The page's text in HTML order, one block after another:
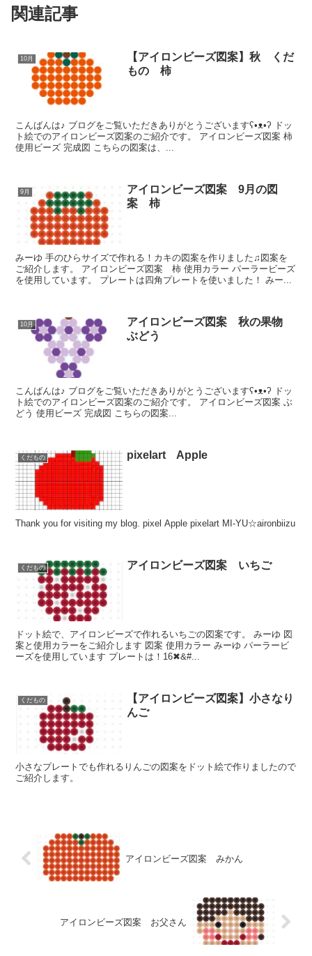
関連記事
10月
【アイロンビーズ図案】秋 くだ
もの 柿
こんばんは♪ ブログをご覧いただきありがとうございますʕ•ᴥ•ʔ ドッ
ト絵でのアイロンビーズ図案のご紹介です。 アイロンビーズ図案 柿
使用ビーズ 完成図 こちらの図案は、...
9月
アイロンビーズ図案 9月の図
案 柿
みーゆ 手のひらサイズで作れる！カキの図案を作りました♫図案を
ご紹介します。 アイロンビーズ図案 柿 使用カラー パーラービーズ
を使用しています。 プレートは四角プレートを使いました！ みー...
10月
アイロンビーズ図案 秋の果物
ぶどう
こんばんは♪ ブログをご覧いただきありがとうございますʕ•ᴥ•ʔ ドッ
ト絵でのアイロンビーズ図案のご紹介です。 アイロンビーズ図案 ぶ
どう 使用ビーズ 完成図 こちらの図案...
くだもの pixelart Apple
Thank you for visiting my blog. pixel Apple pixelart MI-YU☆aironbiizu
くだもの アイロンビーズ図案 いちご
ドット絵で、アイロンビーズで作れるいちごの図案です。 みーゆ 図
案と使用カラーをご紹介します 図案 使用カラー みーゆ パーラービ
ーズを使用しています プレートは！16✖&#...
くだもの
【アイロンビーズ図案】小さなり
んご
小さなプレートでも作れるりんごの図案をドット絵で作りましたので
ご紹介します。
アイロンビーズ図案 みかん
アイロンビーズ図案 お父さん